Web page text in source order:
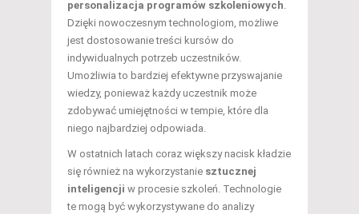
personalizacja programów szkoleniowych.
Dzięki nowoczesnym technologiom, możliwe
jest dostosowanie treści kursów do
indywidualnych potrzeb uczestników.
Umożliwia to bardziej efektywne przyswajanie
wiedzy, ponieważ każdy uczestnik może
zdobywać umiejętności w tempie, które dla
niego najbardziej odpowiada.
W ostatnich latach coraz większy nacisk kładzie
się również na wykorzystanie sztucznej
inteligencji w procesie szkoleń. Technologie
te mogą być wykorzystywane do analizy